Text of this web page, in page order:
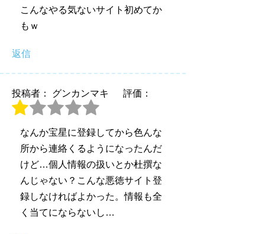
こんなやる気ないサイト初めてか
もｗ
返信
投稿者： グンカンマキ 評価：
なんか宝星に登録してから色んな
所から連絡くるようになったんだ
けど…個人情報の扱いとか杜撰な
んじゃない？こんな悪徳サイト登
録しなければよかった。情報も全
く当てにならないし…